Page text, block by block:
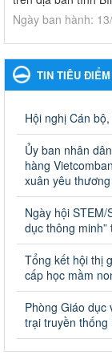
Ngày ban hành:
Kế hoạch Phổ
Giáo dục và Đào
Kế hoạch Phổ
Ngày ban hành:
Quyết định
vực giáo dục
giáo dục khác
và Đào tạo, Ủy
Quyết định công
giáo dục đào tạo
khác thuộc thẩm
Ủy ban nhân dân
Ngày ban hành:
Hướng dẫn thực
2024-2025
Hướng dẫn thực
TIN TIÊU ĐIỂM
Hội nghị Cán
Ủy ban nhân
hàng
xuân yêu
Ngày hội STEM/
dục thông
Tổng kết hội thị
cấp học mầm
Phòng Giáo
trại truyền